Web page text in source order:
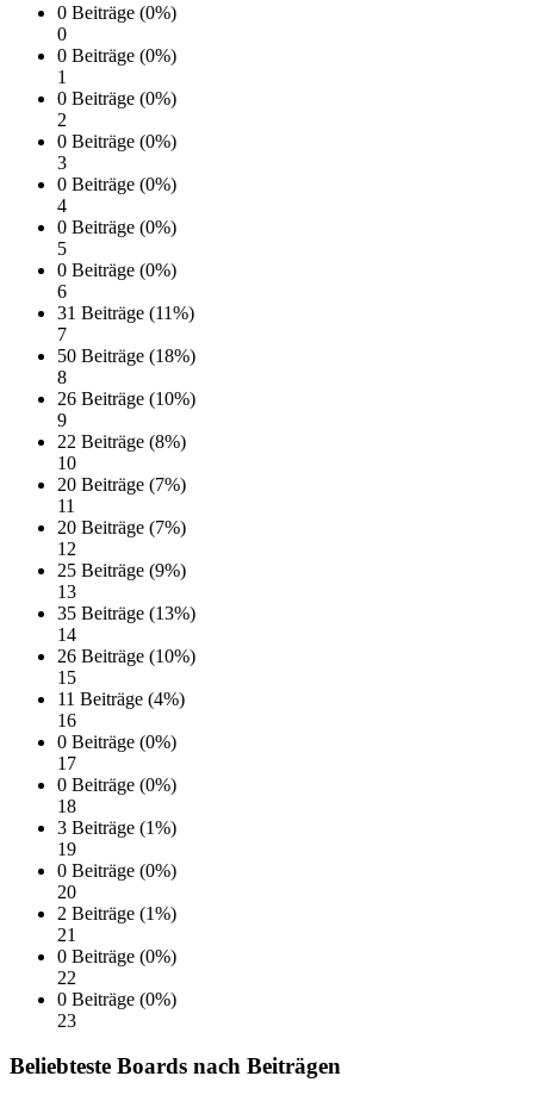
0 Beiträge (0%)
0
0 Beiträge (0%)
1
0 Beiträge (0%)
2
0 Beiträge (0%)
3
0 Beiträge (0%)
4
0 Beiträge (0%)
5
0 Beiträge (0%)
6
31 Beiträge (11%)
7
50 Beiträge (18%)
8
26 Beiträge (10%)
9
22 Beiträge (8%)
10
20 Beiträge (7%)
11
20 Beiträge (7%)
12
25 Beiträge (9%)
13
35 Beiträge (13%)
14
26 Beiträge (10%)
15
11 Beiträge (4%)
16
0 Beiträge (0%)
17
0 Beiträge (0%)
18
3 Beiträge (1%)
19
0 Beiträge (0%)
20
2 Beiträge (1%)
21
0 Beiträge (0%)
22
0 Beiträge (0%)
23
Beliebteste Boards nach Beiträgen